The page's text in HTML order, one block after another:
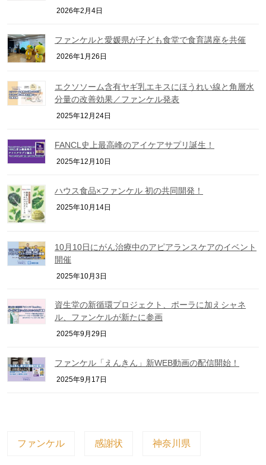
2026年2月4日
ファンケルと愛媛県が子ども食堂で食育講座を共催
2026年1月26日
エクソソーム含有ヤギ乳エキスにほうれい線と角層水
分量の改善効果／ファンケル発表
2025年12月24日
FANCL史上最高峰のアイケアサプリ誕生！
2025年12月10日
ハウス食品×ファンケル 初の共同開発！
2025年10月14日
10月10日にがん治療中のアピアランスケアのイベント
開催
2025年10月3日
資生堂の新循環プロジェクト、ポーラに加えシャネ
ル、ファンケルが新たに参画
2025年9月29日
ファンケル「えんきん」新WEB動画の配信開始！
2025年9月17日
ファンケル 感謝状 神奈川県